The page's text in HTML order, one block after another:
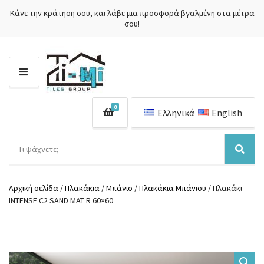
Κάνε την κράτηση σου, και λάβε μια προσφορά βγαλμένη στα μέτρα
σου!
Μ
Ε
ν
μ
α
κ
γ
α
ή
τ
ρ
Α
ν
ζ
τ
0 Ελληνικά English
Αρχική σελίδα /Πλακάκια /Μπάνιο /Πλακάκια Μπάνιου / Πλακάκι
INTENSE C2 SAND MAT R 60×60